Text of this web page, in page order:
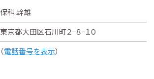
保科 幹雄
東京都大田区石川町２−８−１０
（電話番号を表示）